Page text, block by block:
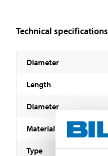
Technical specifications
Diameter
Length
Diameter
Material
Type